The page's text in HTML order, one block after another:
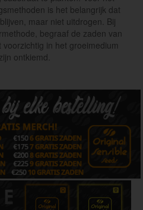
is het belangrijk dat
maar niet uitdrogen. Bij
begraaf de zaden van
in het groeimedium
ontkiemd.